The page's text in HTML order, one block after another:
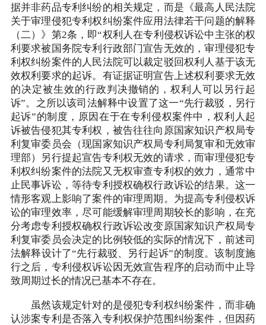
据并非药品专利纠纷的相关规定，而是《最高人民法院
关于审理侵犯专利权纠纷案件应用法律若干问题的解释
（二）》第2条，即“权利人在专利侵权诉讼中主张的权
利要求被国务院专利行政部门宣告无效的，审理侵犯专
利权纠纷案件的人民法院可以裁定驳回权利人基于该无
效权利要求的起诉。有证据证明宣告上述权利要求无效
的决定被生效的行政判决撤销的，权利人可以另行起
诉”。之所以该司法解释中设置了这一“先行裁驳，另行
起诉”的制度，原因在于在专利侵权案件中，权利人起
诉被告侵犯其专利权，被告往往向原国家知识产权局专
利复审委员会（现国家知识产权局专利局复审和无效审
理部）另行提起宣告专利权无效的请求，而审理侵犯专
利权纠纷案件的法院又无权审查专利权的效力，通常中
止民事诉讼，等待专利授权确权行政诉讼的结果。这一
情形客观上影响了案件的审理周期。为提高专利侵权诉
讼的审理效率，尽可能缓解审理周期较长的影响，在充
分考虑专利授权确权行政诉讼改变原国家知识产权局专
利复审委员会决定的比例较低的实际的情况下，前述司
法解释设计了“先行裁驳、另行起诉”的制度。该制度施
行之后，专利侵权诉讼因无效宣告程序的启动而中止导
致周期过长的情况已基本不存在。
虽然该规定针对的是侵犯专利权纠纷案件，而非确
认涉案专利是否落入专利权保护范围纠纷案件，但因药